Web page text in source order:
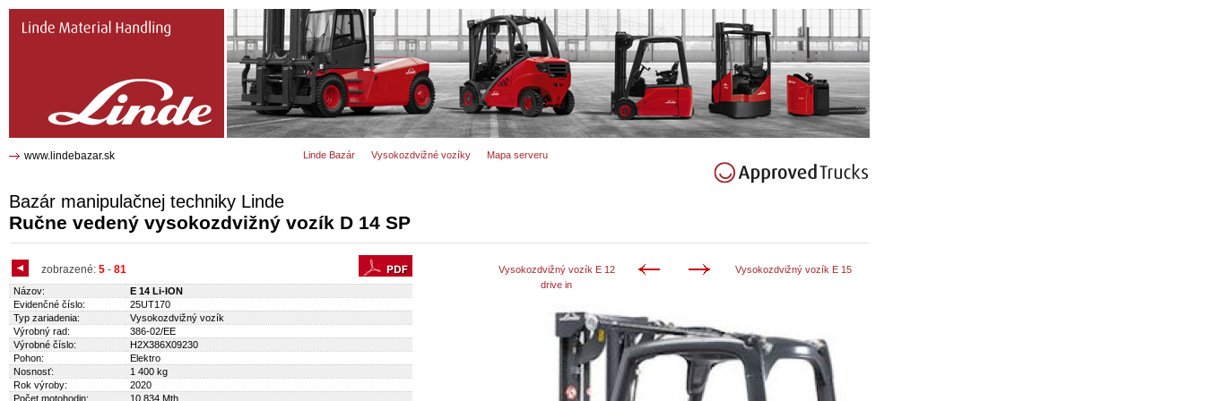
vozík 2307
Bazár manipulačnej techniky Linde
Ručne vedený vysokozdvižný vozík D 14 SP
Vysokozdvižný vozík E 12
drive in
Vysokozdvižný vozík E 15
zobrazené: 5 - 81
Názov:
E 14 Li-ION
Evidenčné číslo:
25UT170
Typ zariadenia:
Vysokozdvižný vozík
Výrobný rad:
386-02/EE
Výrobné číslo:
H2X386X09230
Pohon:
Elektro
Nosnosť:
1 400 kg
Rok výroby:
2020
Počet motohodin:
10 834 Mth
Linde Bazár Vysokozdvižné vozíky Mapa serveru
www.lindebazar.sk